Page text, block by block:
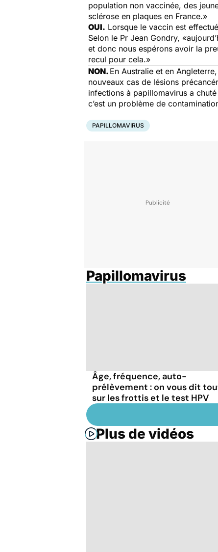
population non vaccinée, des
sclérose en plaques en France.»
OUI. Lorsque le vaccin est
Selon le Pr Jean Gondry, «
et donc nous espérons avoir la
recul pour cela.»
NON. En Australie et en
nouveaux cas de lésions
infections à papillomavirus a
c’est un problème de
PAPILLOMAVIRUS
Papillomavirus
Âge, fréquence, auto-
prélèvement : on vous dit
sur les frottis et le test HPV
Plus de vidéos